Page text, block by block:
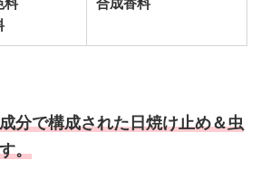
分で構成された日焼け止め＆虫
。